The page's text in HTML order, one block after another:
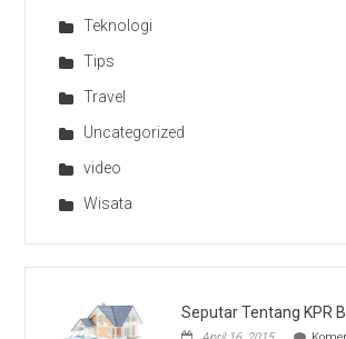
Teknologi
Tips
Travel
Uncategorized
video
Wisata
Seputar Tentang KPR